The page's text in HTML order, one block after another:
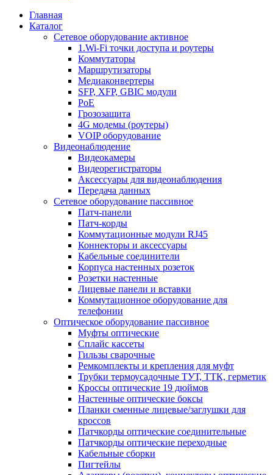
Главная
Каталог
Сетевое оборудование активное
1.Wi-Fi точки доступа и роутеры
Коммутаторы
Маршрутизаторы
Медиаконвертеры
SFP, XFP, GBIC модули
PoE
Грозозащита
4G модемы (роутеры)
VOIP оборудование
Видеонаблюдение
Видеокамеры
Видеорегистраторы
Аксессуары для видеонаблюдения
Передача данных
Сетевое оборудование пассивное
Патч-панели
Патч-корды
Коммутационные модули RJ45
Коннекторы и аксессуары
Кабельные соединители
Корпуса настенных розеток
Розетки настенные
Лицевые панели и вставки
Коммутационное оборудование для
телефонии
Оптическое оборудование пассивное
Муфты оптические
Сплайс кассеты
Гильзы сварочные
Ремкомплекты и крепления для муфт
Трубки термоусадочные ТУТ, ТТК, герметик
Кроссы оптические 19 дюймов
Настенные оптические боксы
Планки сменные лицевые/заглушки для
кроссов
Патчкорды оптические соединительные
Патчкорды оптические переходные
Кабельные сборки
Пигтейлы